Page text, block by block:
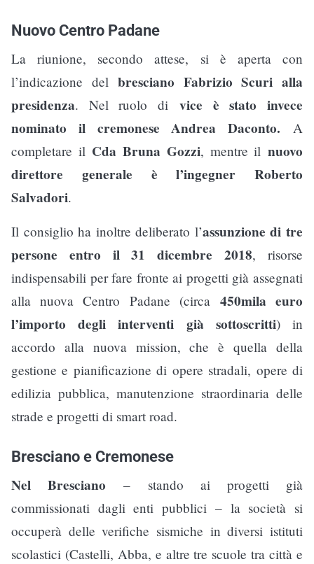
Nuovo Centro Padane
La riunione, secondo attese, si è aperta con
l’indicazione delbresciano Fabrizio Scuri alla
presidenza. Nel ruolo di vice è stato invece
nominato il cremonese Andrea Daconto. A
completare il Cda Bruna Gozzi, mentre ilnuovo
direttore generale è l’ingegner Roberto
Salvadori.
Il consiglio ha inoltre deliberato l’assunzione di tre
persone entro il 31 dicembre 2018, risorse
indispensabili per fare fronte ai progetti già assegnati
alla nuova Centro Padane (circa 450mila euro
l’importo degli interventi già sottoscritti) in
accordo alla nuova mission, che è quella della
gestione e pianificazione di opere stradali, opere di
edilizia pubblica, manutenzione straordinaria delle
strade e progetti di smart road.
Bresciano e Cremonese
Nel Bresciano – stando ai progetti già
commissionati dagli enti pubblici – la società si
occuperà delle verifiche sismiche in diversi istituti
scolastici (Castelli, Abba, e altre tre scuole tra città e